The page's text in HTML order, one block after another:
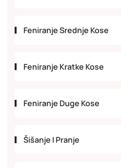
Feniranje Srednje Kose
Feniranje Kratke Kose
Feniranje Duge Kose
Šišanje I Pranje